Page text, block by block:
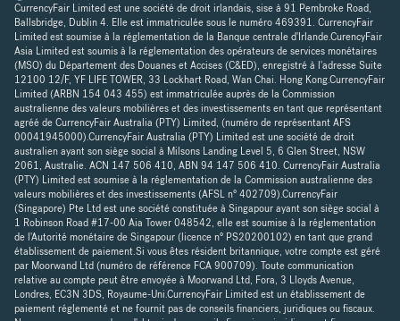
CurrencyFair Limited est une société de droit irlandais, sise à 91 Pembroke Road,
Ballsbridge, Dublin 4. Elle est immatriculée sous le numéro 469391. CurrencyFair
Limited est soumise à la réglementation de la Banque centrale d'Irlande.CurencyFair
Asia Limited est soumis à la réglementation des opérateurs de services monétaires
(MSO) du Département des Douanes et Accises (C&ED), enregistré à l'adresse Suite
12100 12/F, YF LIFE TOWER, 33 Lockhart Road, Wan Chai. Hong Kong.CurrencyFair
Limited (ARBN 154 043 455) est immatriculée auprès de la Commission
australienne des valeurs mobilières et des investissements en tant que représentant
agréé de CurrencyFair Australia (PTY) Limited, (numéro de représentant AFS
00041945000).CurrencyFair Australia (PTY) Limited est une société de droit
australien ayant son siège social à Milsons Landing Level 5, 6 Glen Street, NSW
2061, Australie. ACN 147 506 410, ABN 94 147 506 410. CurrencyFair Australia
(PTY) Limited est soumise à la réglementation de la Commission australienne des
valeurs mobilières et des investissements (AFSL n° 402709).CurrencyFair
(Singapore) Pte Ltd est une société constituée à Singapour ayant son siège social à
1 Robinson Road #17-00 Aia Tower 048542, elle est soumise à la réglementation
de l'Autorité monétaire de Singapour (licence n° PS20200102) en tant que grand
établissement de paiement.Si vous êtes résident britannique, votre compte est géré
par Moorwand Ltd (numéro de référence FCA 900709). Toute communication
relative au compte peut être envoyée à Moorwand Ltd, Fora, 3 Lloyds Avenue,
Londres, EC3N 3DS, Royaume-Uni.CurrencyFair Limited est un établissement de
paiement réglementé et ne fournit pas de conseils financiers, juridiques ou fiscaux.